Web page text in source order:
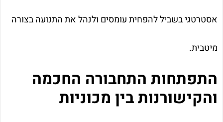
אסטרטגי בשביל להפחית עומסים ולנהל את התנועה בצורה
מיטבית.
התפתחות התחבורה החכמה
והקישורנות בין מכוניות